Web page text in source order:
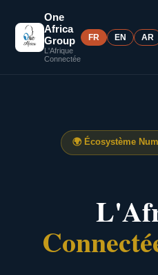
One
Africa
Group
L'Afrique
Connectée
FR EN AR
🌍 Écosystème